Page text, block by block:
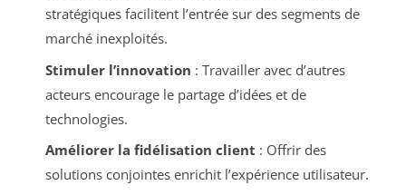
stratégiques facilitent l’entrée sur des segments de
marché inexploités.
Stimuler l’innovation : Travailler avec d’autres
acteurs encourage le partage d’idées et de
technologies.
Améliorer la fidélisation client : Offrir des
solutions conjointes enrichit l’expérience utilisateur.